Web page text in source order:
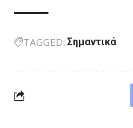
TAGGED: Σημαντικά